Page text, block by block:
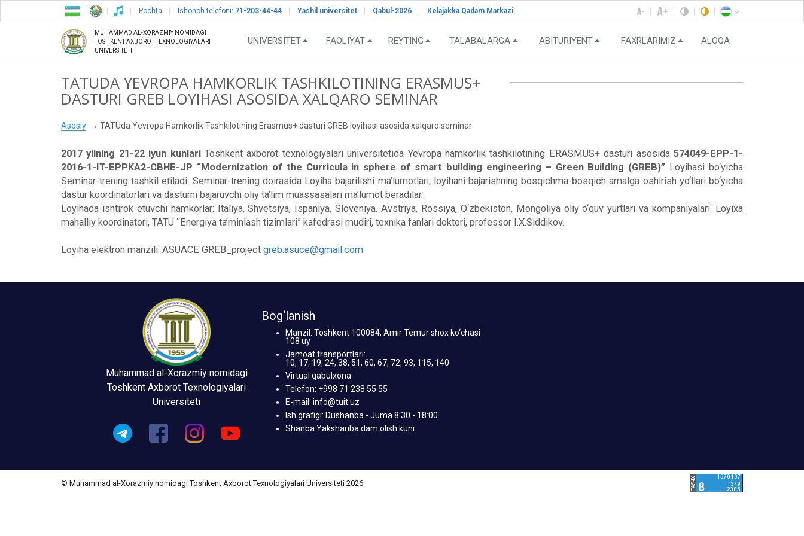
Pochta Ishonch telefoni: 71-203-44-44 Yashil universitet Qabul-2026 Kelajakka Qadam Markazi
MUHAMMAD AL-XORAZMIY NOMIDAGI
TOSHKENT AXBOROT TEXNOLOGIYALARI
UNIVERSITETI
UNIVERSITET FAOLIYAT REYTING TALABALARGA ABITURIYENT FAXRLARIMIZ ALOQA
TATUDA YEVROPA HAMKORLIK TASHKILOTINING ERASMUS+
DASTURI GREB LOYIHASI ASOSIDA XALQARO SEMINAR
Asosiy TATUda Yevropa Hamkorlik Tashkilotining Erasmus+ dasturi GREB loyihasi asosida xalqaro seminar
2017 yilning 21-22 iyun kunlariToshkent axborot texnologiyalari universitetida Yevropa hamkorlik tashkilotining ERASMUS+ dasturi asosida574049-EPP-1-
2016-1-IT-EPPKA2-CBHE-JP “Modernization of the Curricula in sphere of smart building engineering – Green Building (GREB)” Loyihasi bo‘yicha
Seminar-trening tashkil etiladi. Seminar-trening doirasida Loyiha bajarilishi ma’lumotlari, loyihani bajarishning bosqichma-bosqich amalga oshirish yo‘llari bo‘yicha
dastur koordinatorlari va dasturni bajaruvchi oliy ta’lim muassasalari ma’lumot beradilar.
Loyihada ishtirok etuvchi hamkorlar: Italiya, Shvetsiya, Ispaniya, Sloveniya, Avstriya, Rossiya, O‘zbekiston, Mongoliya oliy o‘quv yurtlari va kompaniyalari. Loyixa
mahalliy koordinatori, TATU “Energiya ta’minlash tizimlari” kafedrasi mudiri, texnika fanlari doktori, professor I.X.Siddikov.
Loyiha elektron manzili: ASUACE GREB_project greb.asuce@gmail.com
Muhammad al-Xorazmiy nomidagi
Toshkent Axborot Texnologiyalari
Universiteti
Bog‘lanish
Manzil: Toshkent 100084, Amir Temur shox ko‘chasi
108 uy
Jamoat transportlari:
10, 17, 19, 24, 38, 51, 60, 67, 72, 93, 115, 140
Virtual qabulxona
Telefon: +998 71 238 55 55
E-mail: info@tuit.uz
Ish grafigi: Dushanba - Juma 8:30 - 18:00
Shanba Yakshanba dam olish kuni
© Muhammad al-Xorazmiy nomidagi Toshkent Axborot Texnologiyalari Universiteti 2026